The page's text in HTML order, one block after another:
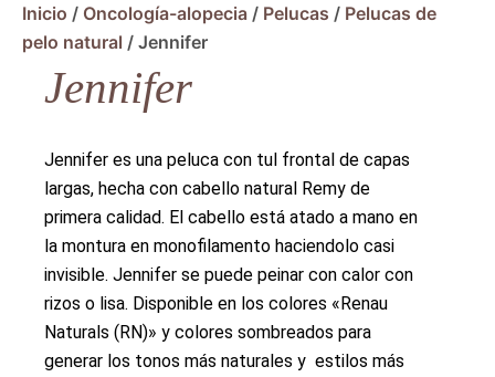
Inicio / Oncología-alopecia / Pelucas / Pelucas de
pelo natural / Jennifer
Jennifer
Jennifer es una peluca con tul frontal de capas
largas, hecha con cabello natural Remy de
primera calidad. El cabello está atado a mano en
la montura en monofilamento haciendolo casi
invisible. Jennifer se puede peinar con calor con
rizos o lisa. Disponible en los colores «Renau
Naturals (RN)» y colores sombreados para
generar los tonos más naturales y estilos más